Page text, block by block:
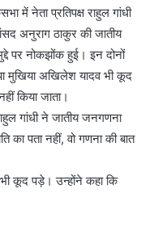
में नेता प्रतिपक्ष राहुल गांधी
अनुराग ठाकुर की जातीय
पर नोकझोंक हुई। इन दोनों
मुखिया अखिलेश यादव भी कूद
किया जाता।
गांधी ने जातीय जनगणना
पता नहीं, वो गणना की बात
कूद पड़े। उन्होंने कहा कि